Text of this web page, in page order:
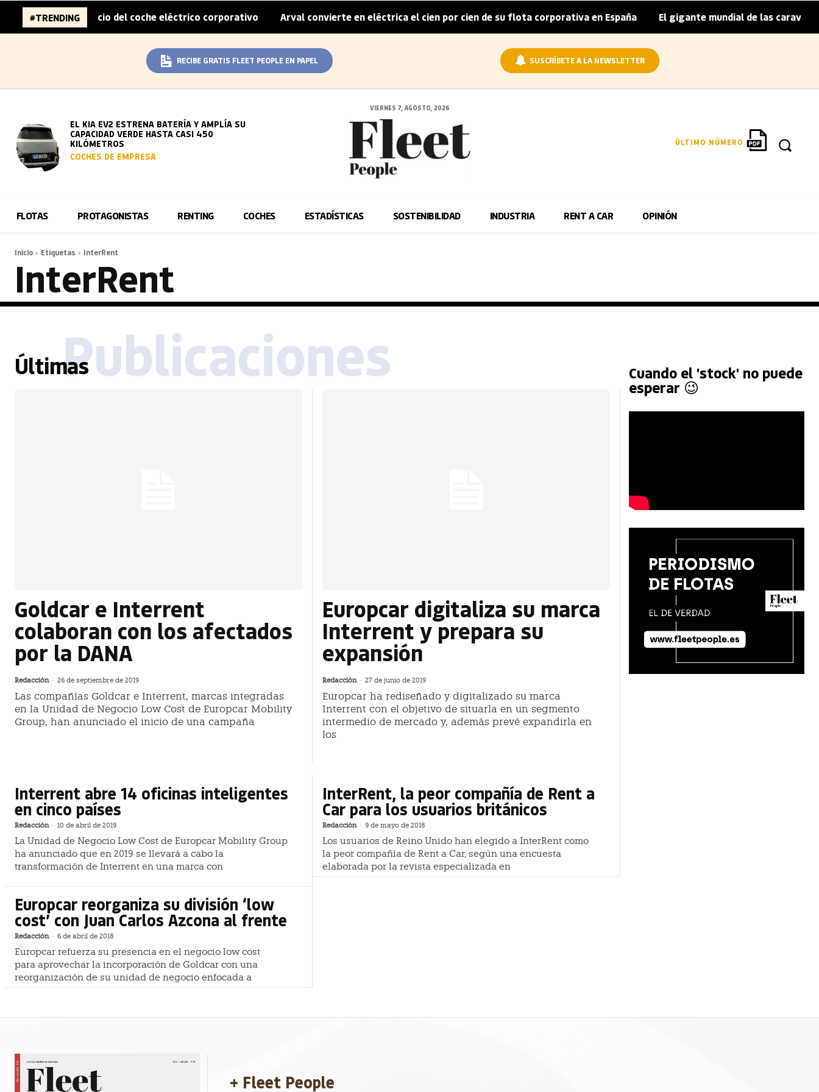
#TRENDING
del sobreprecio del coche eléctrico corporativo | Arval convierte en eléctrica el cien por cien de su flota corporativa en España | El gigante mundial de las caravanas
RECIBE GRATIS FLEET PEOPLE EN PAPEL SUSCRÍBETE A LA NEWSLETTER
EL KIA EV2 ESTRENA BATERÍA Y AMPLÍA SU
CAPACIDAD VERDE HASTA CASI 450
KILÓMETROS
COCHES DE EMPRESA
VIERNES 7, AGOSTO, 2026
ÚLTIMO NÚMERO
FLOTAS PROTAGONISTAS RENTING COCHES ESTADÍSTICAS SOSTENIBILIDAD INDUSTRIA RENT A CAR OPINIÓN
Inicio Etiquetas InterRent
InterRent
ÚltimasPublicaciones
Goldcar e Interrent
colaboran con los afectados
por la DANA
Redacción - 26 de septiembre de 2019
Las compañías Goldcar e Interrent, marcas integradas
en la Unidad de Negocio Low Cost de Europcar Mobility
Group, han anunciado el inicio de una campaña
Europcar digitaliza su marca
Interrent y prepara su
expansión
Redacción - 27 de junio de 2019
Europcar ha rediseñado y digitalizado su marca
Interrent con el objetivo de situarla en un segmento
intermedio de mercado y, además prevé expandirla en
los
Interrent abre 14 oficinas inteligentes
en cinco países
Redacción - 10 de abril de 2019
La Unidad de Negocio Low Cost de Europcar Mobility Group
ha anunciado que en 2019 se llevará a cabo la
transformación de Interrent en una marca con
InterRent, la peor compañía de Rent a
Car para los usuarios británicos
Redacción - 9 de mayo de 2018
Los usuarios de Reino Unido han elegido a InterRent como
la peor compañía de Rent a Car, según una encuesta
elaborada por la revista especializada en
Europcar reorganiza su división ‘low
cost’ con Juan Carlos Azcona al frente
Redacción - 6 de abril de 2018
Europcar refuerza su presencia en el negocio low cost
para aprovechar la incorporación de Goldcar con una
reorganización de su unidad de negocio enfocada a
Cuando el 'stock' no puede
esperar 😉
+ Fleet People